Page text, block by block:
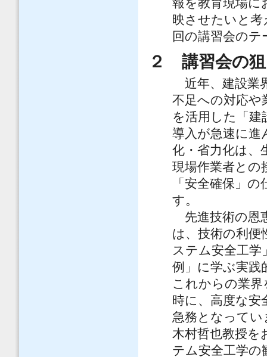
報を教育現場に
映させたいと
回の講習会の
２ 講習会の
近年、建設業
不足への対応や
を活用した「
導入が急速に進
化・省力化は、
現場作業者との
「安全確保」
す。
先進技術の恩
は、技術の利便
ステム安全工
例」に学ぶ実践
これからの業
時に、高度な安
急務となってい
木村哲也教授を
テム安全工学の